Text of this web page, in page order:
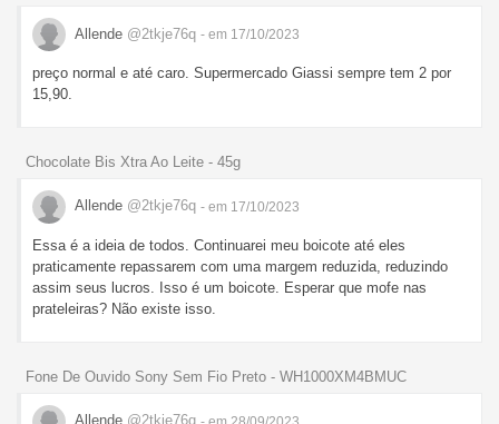
Allende @2tkje76q - em 17/10/2023
preço normal e até caro. Supermercado Giassi sempre tem 2 por
15,90.
Chocolate Bis Xtra Ao Leite - 45g
Allende @2tkje76q - em 17/10/2023
Essa é a ideia de todos. Continuarei meu boicote até eles
praticamente repassarem com uma margem reduzida, reduzindo
assim seus lucros. Isso é um boicote. Esperar que mofe nas
prateleiras? Não existe isso.
Fone De Ouvido Sony Sem Fio Preto - WH1000XM4BMUC
Allende @2tkje76q - em 28/09/2023